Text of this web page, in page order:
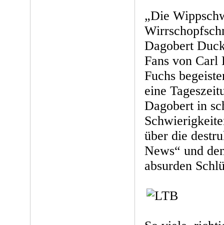
„Die
Dagobert
Fans von Carl
Fuchs
eine
Dagobert in
über die
News“ und
absurden